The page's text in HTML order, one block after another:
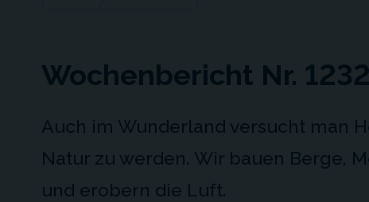
Wochenbericht Nr. 1232
Auch im Wunderland versucht man
Natur zu werden. Wir bauen Berge,
und erobern die Luft.